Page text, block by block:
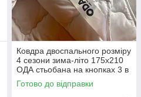
Ковдра двоспального розміру
4 сезони зима-літо 175х210
ОДА стьобана на кнопках 3 в
1, Колір - Белый
Готово до відправки